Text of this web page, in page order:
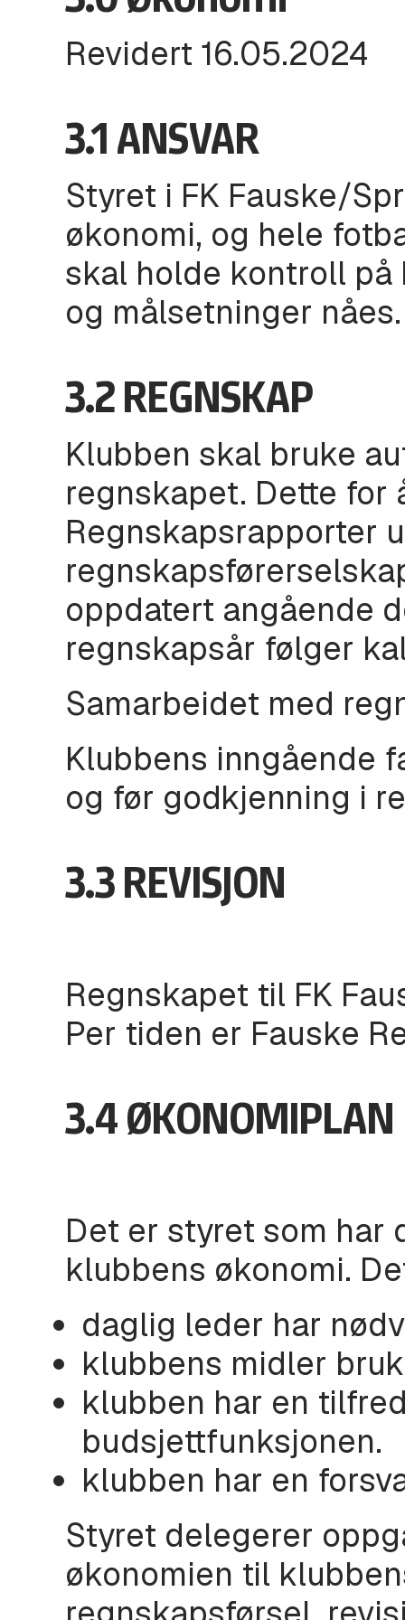
Revidert 16.05.2024
3.1 ANSVAR
Styret i FK Fauske/
økonomi, og hele
skal holde kontroll på
og målsetninger nåes.
3.2 REGNSKAP
Klubben skal bruke
regnskapet. Dette for
Regnskapsrapporter
oppdatert angående
regnskapsår følger
Samarbeidet med
Klubbens inngående
og før godkjenning i
3.3 REVISJON
Regnskapet til FK
Per tiden er Fauske
3.4 ØKONOMIPLAN
Det er styret som har
klubbens økonomi.
daglig leder har
klubbens midler
klubben har en
budsjettfunksjonen.
klubben har en
Styret delegerer
økonomien til